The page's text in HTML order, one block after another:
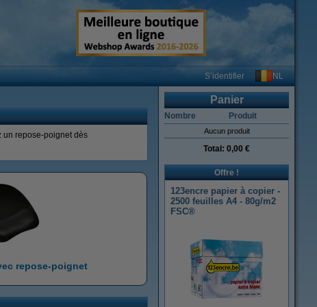
S’identifier NL
un repose-poignet dès
repose-poignet
Panier
Nombre Produit
Aucun produit
Total: 0,00 €
Offre !
123encre papier à copier -
2500 feuilles A4 - 80g/m2
FSC®